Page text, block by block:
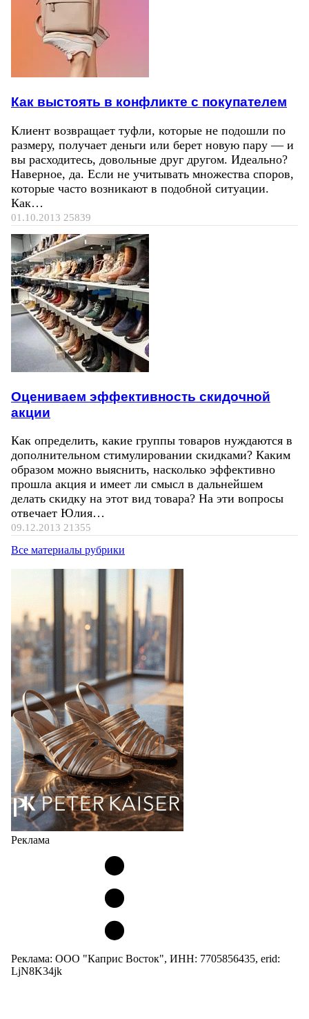
Как выстоять в конфликте с покупателем
Клиент возвращает туфли, которые не подошли по
размеру, получает деньги или берет новую пару — и
вы расходитесь, довольные друг другом. Идеально?
Наверное, да. Если не учитывать множества споров,
которые часто возникают в подобной ситуации.
Как…
01.10.2013 25839
Оцениваем эффективность скидочной
акции
Как определить, какие группы товаров нуждаются в
дополнительном стимулировании скидками? Каким
образом можно выяснить, насколько эффективно
прошла акция и имеет ли смысл в дальнейшем
делать скидку на этот вид товара? На эти вопросы
отвечает Юлия…
09.12.2013 21355
Все материалы рубрики
Реклама
Реклама: ООО "Каприс Восток", ИНН: 7705856435, erid:
LjN8K34jk